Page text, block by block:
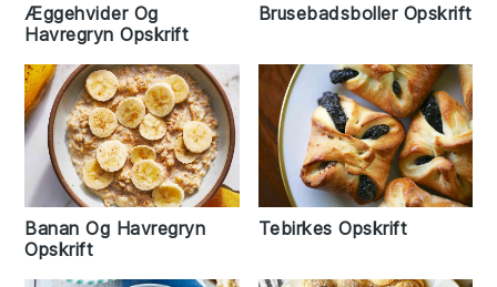
Æggehvider Og
Havregryn Opskrift
Brusebadsboller Opskrift
Banan Og Havregryn
Opskrift
Tebirkes Opskrift